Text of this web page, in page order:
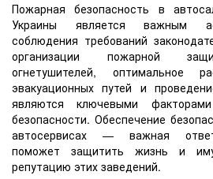
Пожарная безопасность в
Украины является важным
соблюдения требований
организации пожарной
огнетушителей, оптимальное
эвакуационных путей и
являются ключевыми
безопасности. Обеспечение
автосервисах — важная
поможет защитить жизнь и
репутацию этих заведений.